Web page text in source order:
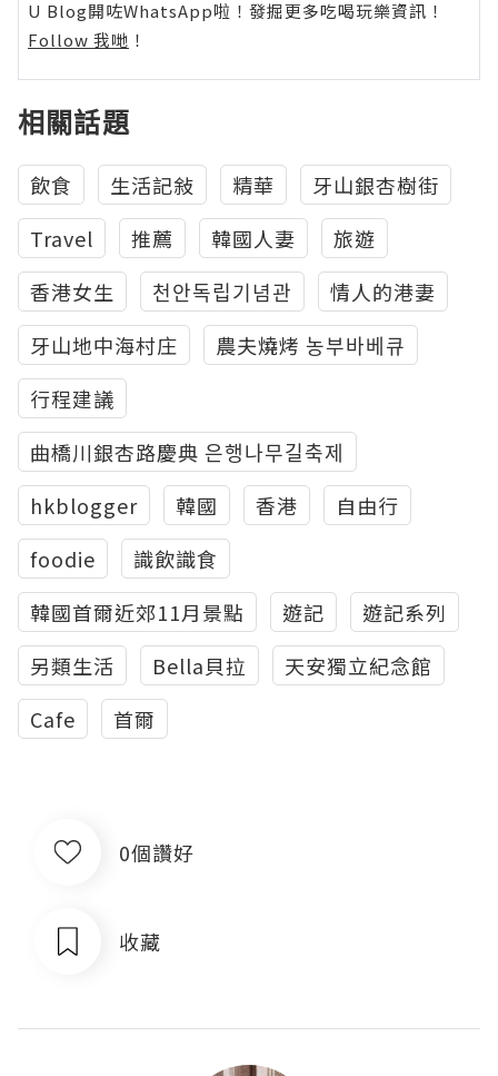
U Blog開咗WhatsApp啦！發掘更多吃喝玩樂資訊！
Follow 我哋 ！
相關話題
飲食 生活記敍 精華
牙山銀杏樹街
Travel
推薦 韓國人妻
旅遊
香港女生
천안독립기념관
情人的港妻
牙山地中海村庄
農夫燒烤 농부바베큐
行程建議
曲橋川銀杏路慶典 은행나무길축제
hkblogger
韓國 香港
自由行
foodie
識飲識食
韓國首爾近郊11月景點
遊記
遊記系列
另類生活
Bella貝拉
天安獨立紀念館
Cafe
首爾
0個讚好
收藏